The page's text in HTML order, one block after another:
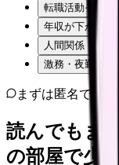
転職活動そのも
年収が下がるの
人間関係・職場
激務・夜勤の負担
まずは匿名で整理
読んでもま
の部屋で少